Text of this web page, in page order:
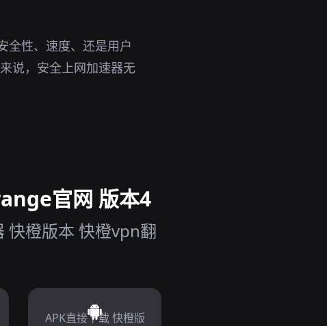
全性、速度、还是用户
说，安全上网加速器无
官网 版本4
快橙版本 快橙vpn翻
APK直接下载 快橙版